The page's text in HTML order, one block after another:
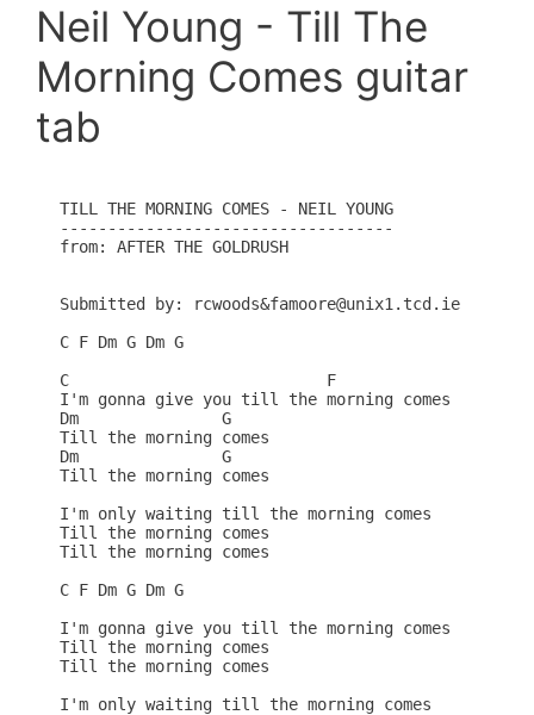
Neil Young - Till The
Morning Comes guitar
tab
TILL THE MORNING COMES - NEIL YOUNG
-----------------------------------
from: AFTER THE GOLDRUSH
Submitted by: rcwoods&famoore@unix1.tcd.ie
C F Dm G Dm G
C                           F
I'm gonna give you till the morning comes
Dm               G
Till the morning comes
Dm               G
Till the morning comes
I'm only waiting till the morning comes
Till the morning comes
Till the morning comes
C F Dm G Dm G
I'm gonna give you till the morning comes
Till the morning comes
Till the morning comes
I'm only waiting till the morning comes